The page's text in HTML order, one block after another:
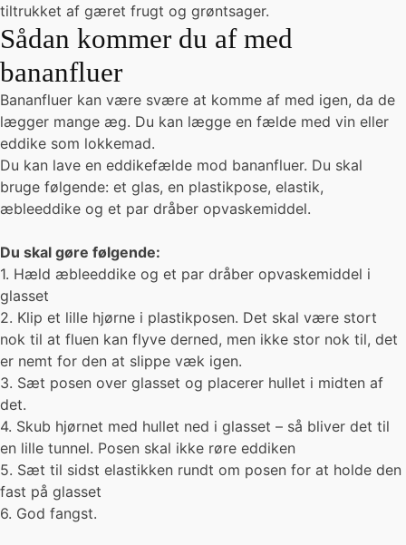
tiltrukket af gæret frugt og grøntsager.
Sådan kommer du af med
bananfluer
Bananfluer kan være svære at komme af med igen, da de
lægger mange æg. Du kan lægge en fælde med vin eller
eddike som lokkemad.
Du kan lave en eddikefælde mod bananfluer. Du skal
bruge følgende: et glas, en plastikpose, elastik,
æbleeddike og et par dråber opvaskemiddel.
Du skal gøre følgende:
1. Hæld æbleeddike og et par dråber opvaskemiddel i
glasset
2. Klip et lille hjørne i plastikposen. Det skal være stort
nok til at fluen kan flyve derned, men ikke stor nok til, det
er nemt for den at slippe væk igen.
3. Sæt posen over glasset og placerer hullet i midten af
det.
4. Skub hjørnet med hullet ned i glasset – så bliver det til
en lille tunnel. Posen skal ikke røre eddiken
5. Sæt til sidst elastikken rundt om posen for at holde den
fast på glasset
6. God fangst.